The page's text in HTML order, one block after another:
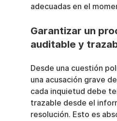
adecuadas en el
Garantizar un
auditable y
Desde una cuestión
una acusación grave
cada inquietud debe
trazable desde el
resolución. Esto es